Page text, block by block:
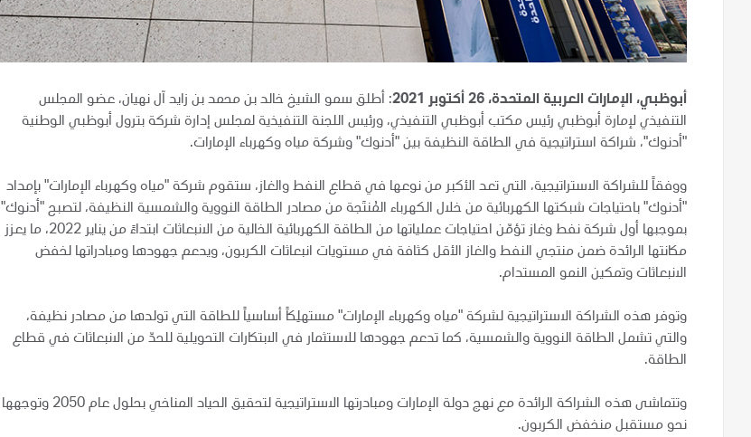
أبوظبي، الإمارات العربية المتحدة، 26 أكتوبر 2021
: أطلق سمو الشيخ خالد بن محمد بن زايد آل نهيان، عضو المجلس
التنفيذي لإمارة أبوظبي رئيس مكتب أبوظبي التنفيذي، ورئيس اللجنة التنفيذية لمجلس إدارة شركة بترول أبوظبي الوطنية
"أدنوك"، شراكة استراتيجية في الطاقة النظيفة بين "أدنوك" وشركة مياه وكهرباء الإمارات.
ووفقاً للشراكة الاستراتيجية، التي تعد الأكبر من نوعها في قطاع النفط والغاز، ستقوم شركة "مياه وكهرباء الإمارات" بإمداد
"أدنوك" باحتياجات شبكتها الكهربائية من خلال الكهرباء المُنتَجة من مصادر الطاقة النووية والشمسية النظيفة، لتصبح "أدنوك"
بموجبها أول شركة نفط وغاز تؤمّن احتياجات عملياتها من الطاقة الكهربائية الخالية من الانبعاثات ابتداءً من يناير 2022، ما يعزز
مكانتها الرائدة ضمن منتجي النفط والغاز الأقل كثافة في مستويات انبعاثات الكربون، ويدعم جهودها ومبادراتها لخفض
الانبعاثات وتمكين النمو المستدام.
وتوفر هذه الشراكة الاستراتيجية لشركة "مياه وكهرباء الإمارات" مستهلِكاً أساسياً للطاقة التي تولدها من مصادر نظيفة،
والتي تشمل الطاقة النووية والشمسية، كما تدعم جهودها للاستثمار في الابتكارات التحويلية للحدّ من الانبعاثات في قطاع
الطاقة.
وتتماشى هذه الشراكة الرائدة مع نهج دولة الإمارات ومبادرتها الاستراتيجية لتحقيق الحياد المناخي بحلول عام 2050 وتوجهها
نحو مستقبل منخفض الكربون.